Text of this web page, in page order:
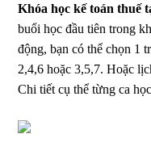
Khóa học kế toán thuế
buổi học đầu tiên trong
động, bạn có thể chọn 1
2,4,6 hoặc 3,5,7. Hoặc
Chi tiết cụ thể từng ca